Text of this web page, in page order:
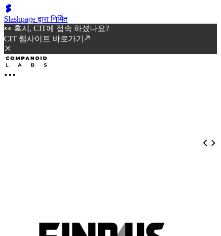
Slashpage द्वारा निर्मित
👀 혹시, CIT에 접속 하셨나요?
CIT 웹사이트 바로가기